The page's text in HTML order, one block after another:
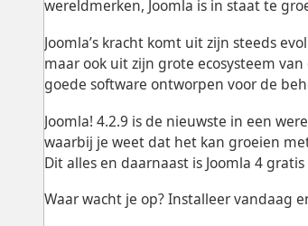
wereldmerken, Joomla is in staat te
Joomla’s kracht komt uit zijn steeds
maar ook uit zijn grote ecosysteem
goede software ontworpen voor de
Joomla! 4.2.9 is de nieuwste in een
waarbij je weet dat het kan groeien
Dit alles en daarnaast is Joomla 4
Waar wacht je op? Installeer vandaag